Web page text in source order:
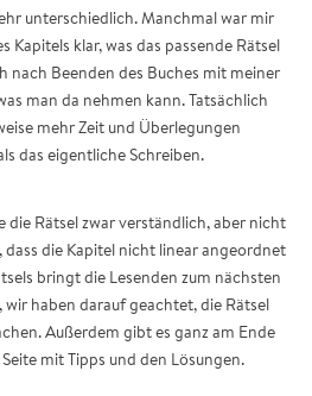
unterschiedlich. Manchmal war mir
Kapitels klar, was das passende Rätsel
nach Beenden des Buches mit meiner
man da nehmen kann. Tatsächlich
mehr Zeit und Überlegungen
das eigentliche Schreiben.
die Rätsel zwar verständlich, aber nicht
dass die Kapitel nicht linear angeordnet
bringt die Lesenden zum nächsten
wir haben darauf geachtet, die Rätsel
Außerdem gibt es ganz am Ende
mit Tipps und den Lösungen.